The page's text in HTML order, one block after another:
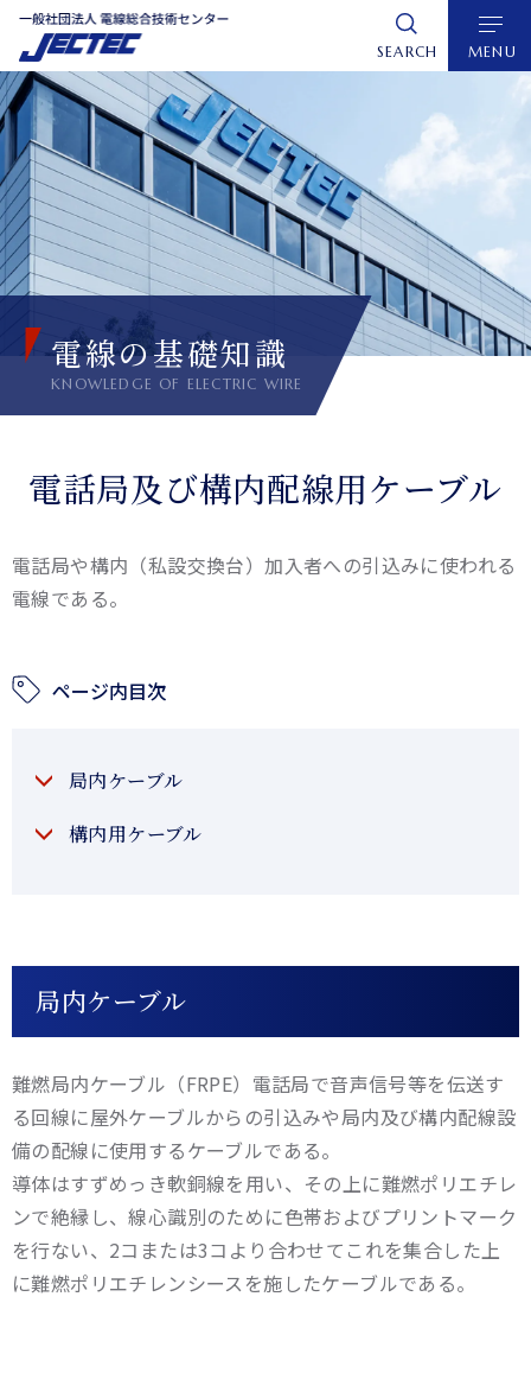
グ
ー
バ
ル
ナ
ビ
ゲ
ー
ョ
へ
本
へ
ロ
カ
ル
ナ
ビ
ゲ
ー
シ
ン
フ
タ
ー
へ
MENU
SEARCH
電線の基礎知識
電話局及び構内配線用ケーブル
電話局や構内（私設交換台）加入者への引込みに使われる
電線である。
ページ内目次
局内ケーブル
構内用ケーブル
局内ケーブル
難燃局内ケーブル（FRPE）電話局で音声信号等を伝送す
る回線に屋外ケーブルからの引込みや局内及び構内配線設
備の配線に使用するケーブルである。
導体はすずめっき軟銅線を用い、その上に難燃ポリエチレ
ンで絶縁し、線心識別のために色帯およびプリントマーク
を行ない、2コまたは3コより合わせてこれを集合した上
に難燃ポリエチレンシースを施したケーブルである。